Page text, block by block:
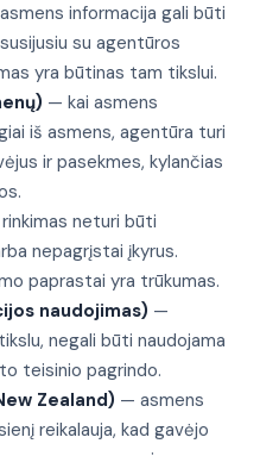
informacija gali būti
su agentūros
yra būtinas tam tikslui.
— kai asmens
iš asmens, agentūra turi
ir pasekmes, kylančias
neturi būti
nepagrįstai įkyrus.
paprastai yra trūkumas.
naudojimas) —
negali būti naudojama
teisinio pagrindo.
Zealand) — asmens
reikalauja, kad gavėjo